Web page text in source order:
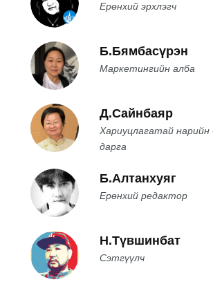
Ерөнхий эрхлэгч
Б.Бямбасүрэн
Маркетингийн алба
Д.Сайнбаяр
Хариуцлагатай нарийн
дарга
Б.Алтанхуяг
Ерөнхий редактор
Н.Түвшинбат
Сэтгүүлч